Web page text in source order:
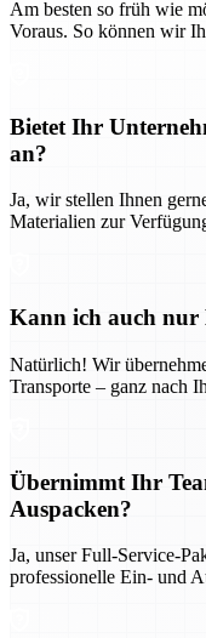
Am besten so früh wie
Voraus. So können wir
Bietet Ihr
an?
Ja, wir stellen Ihnen
Materialien zur
Kann ich auch nur
Natürlich! Wir
Transporte – ganz nach
Übernimmt Ihr
Auspacken?
Ja, unser Full-Service-
professionelle Ein- und